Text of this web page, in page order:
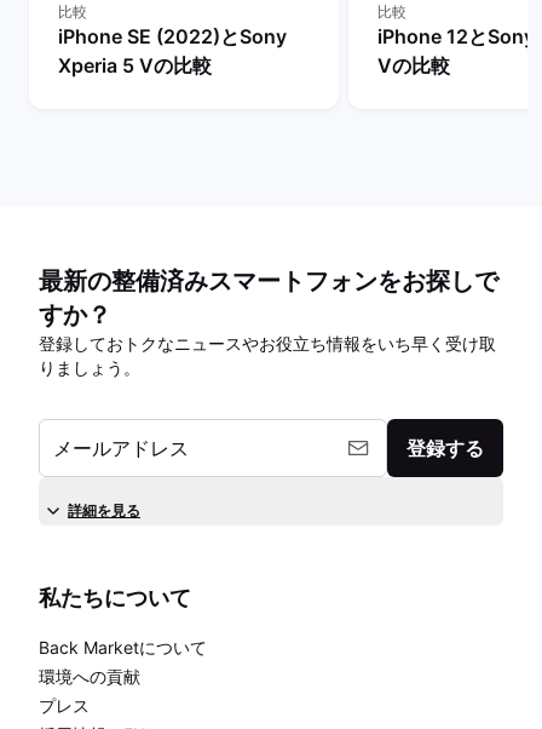
比較
iPhone SE (2022)とSony
Xperia 5 Vの比較
比較
iPhone 12とSony
Vの比較
最新の整備済みスマートフォンをお探しで
すか？
登録しておトクなニュースやお役立ち情報をいち早く受け取
りましょう。
メールアドレス 登録する
詳細を見る
私たちについて
Back Marketについて
環境への貢献
プレス